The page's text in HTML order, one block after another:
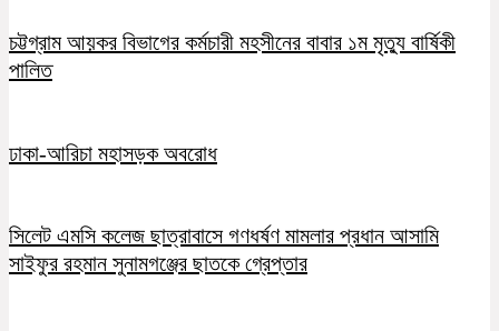
চট্টগ্রাম আয়কর বিভাগের কর্মচারী মহসীনের বাবার ১ম মৃত্যু বার্ষিকী
পালিত
ঢাকা-আরিচা মহাসড়ক অবরোধ
সিলেট এমসি কলেজ ছাত্রাবাসে গণধর্ষণ মামলার প্রধান আসামি
সাইফুর রহমান সুনামগঞ্জের ছাতকে গ্রেপ্তার